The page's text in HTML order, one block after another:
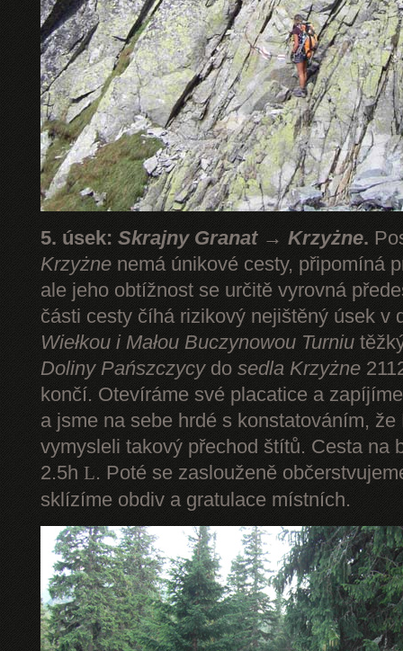
5. úsek: Skrajny Granat → Krzyżne.
Krzyżne nemá únikové cesty, připomíná
ale jeho obtížnost se určitě vyrovná
části cesty číhá rizikový nejištěný úsek v
Wiełkou i Małou Buczynowou Turniu
Doliny Pańszczycydo sedla Krzyżne
končí. Otevíráme své placatice a
a jsme na sebe hrdé s konstatováním,
vymysleli takový přechod štítů. Cesta na
2.5h L. Poté se zaslouženě
sklízíme obdiv a gratulace místních.